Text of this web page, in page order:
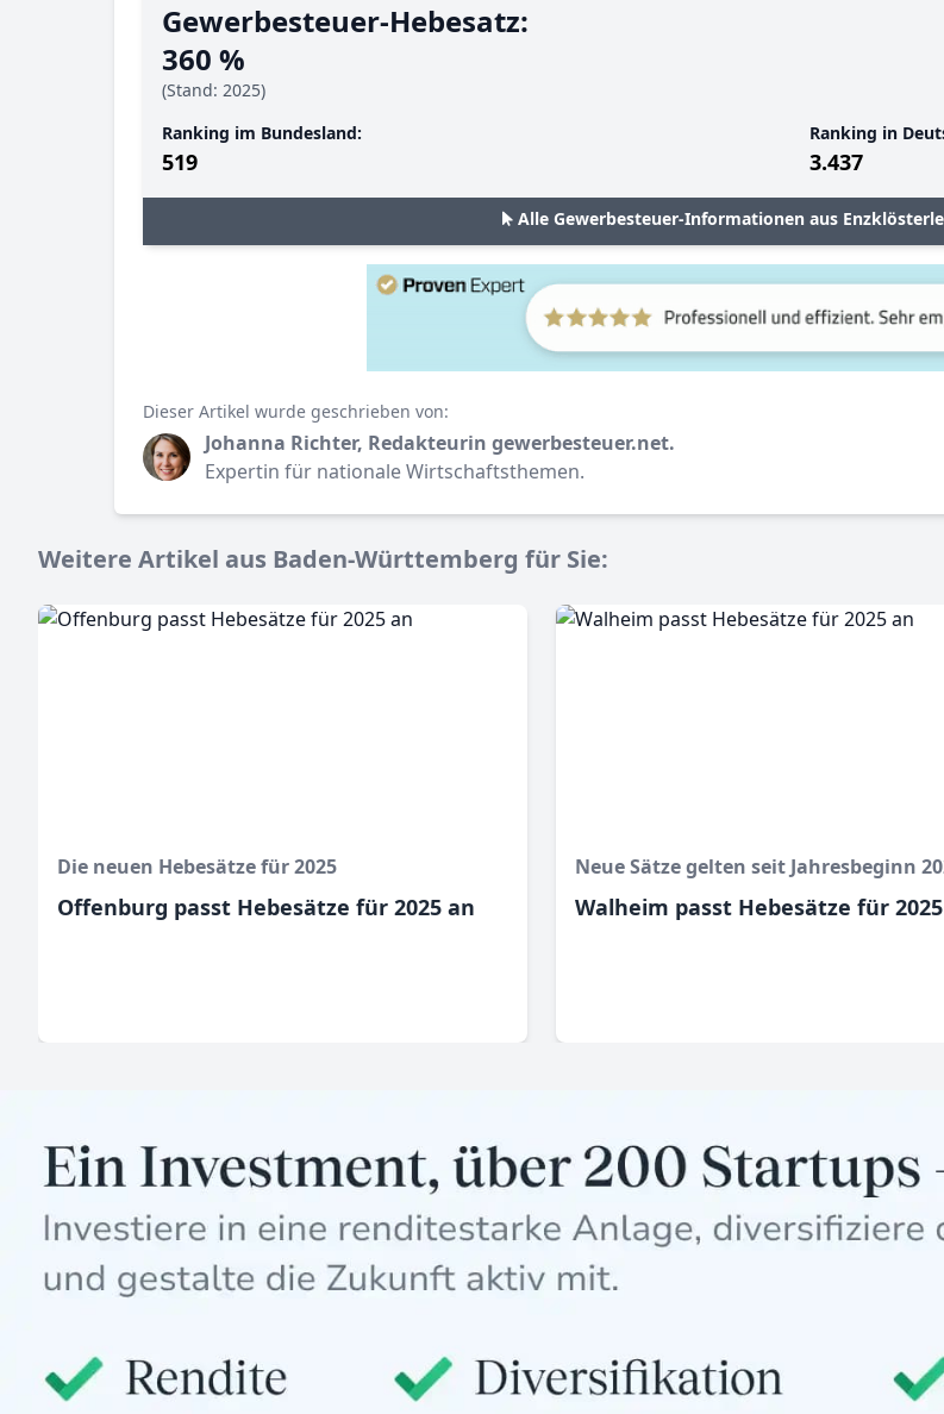
Gewerbesteuer-Hebesatz:
360 %
(Stand: 2025)
Ranking im Bundesland:
519
Ranking in
3.437
Alle Gewerbesteuer-Informationen aus
Dieser Artikel wurde geschrieben von:
Johanna Richter, Redakteurin gewerbesteuer.net.
Expertin für nationale Wirtschaftsthemen.
Weitere Artikel aus Baden-Württemberg für Sie:
Die neuen Hebesätze für 2025
Offenburg passt Hebesätze für 2025 an
Neue Sätze gelten seit Jahresbeginn
Walheim passt Hebesätze für